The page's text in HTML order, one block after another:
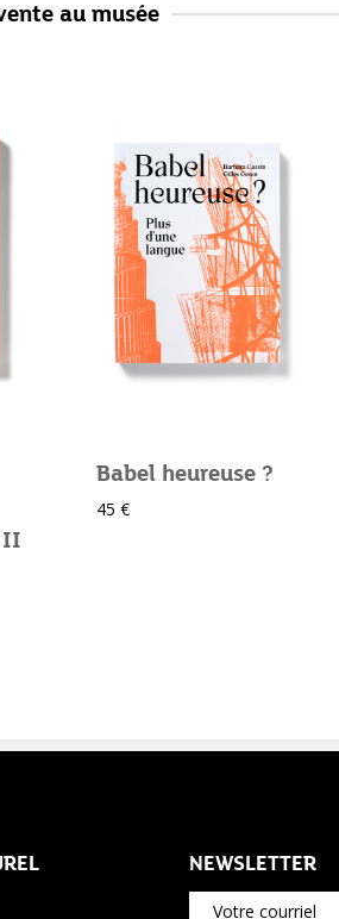
au musée
II
Babel heureuse ?
45 €
NEWSLETTER
Votre courriel